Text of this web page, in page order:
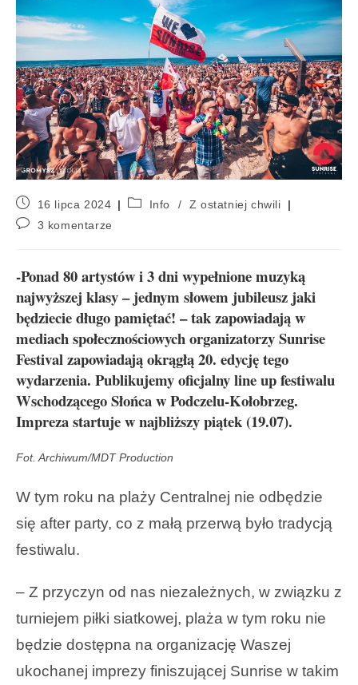
16 lipca 2024 Info /
Z ostatniej chwili
3 komentarze
-Ponad 80 artystów i 3 dni wypełnione muzyką
najwyższej klasy – jednym słowem jubileusz jaki
będziecie długo pamiętać! – tak zapowiadają w
mediach społecznościowych organizatorzy Sunrise
Festival zapowiadają okrągłą 20. edycję tego
wydarzenia. Publikujemy oficjalny line up festiwalu
Wschodzącego Słońca w Podczelu-Kołobrzeg.
Impreza startuje w najbliższy piątek (19.07).
Fot. Archiwum/MDT Production
W tym roku na plaży Centralnej nie odbędzie
się after party, co z małą przerwą było tradycją
festiwalu.
– Z przyczyn od nas niezależnych, w związku z
turniejem piłki siatkowej, plaża w tym roku nie
będzie dostępna na organizację Waszej
ukochanej imprezy finiszującej Sunrise w takim